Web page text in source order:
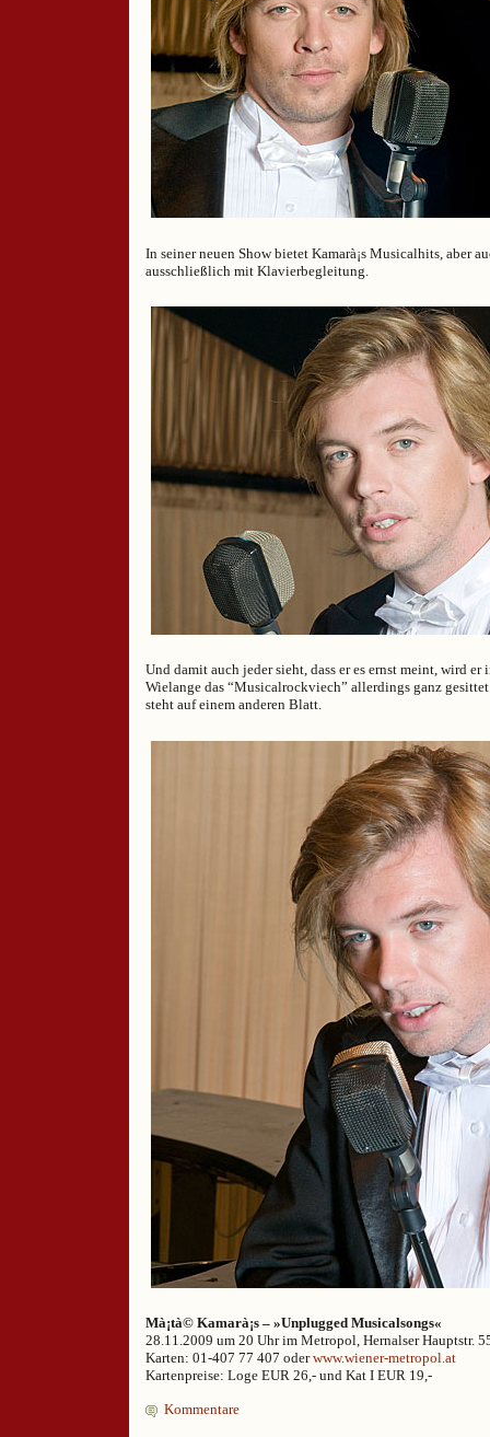
In seiner neuen Show bietet Kamarà¡s Musicalhits, aber
ausschließlich mit Klavierbegleitung.
Und damit auch jeder sieht, dass er es ernst meint, wird er
Wielange das “Musicalrockviech” allerdings ganz
steht auf einem anderen Blatt.
Mà¡tà© Kamarà¡s – »Unplugged Musicalsongs«
28.11.2009 um 20 Uhr im Metropol, Hernalser Hauptstr.
Karten: 01-407 77 407 oderwww.wiener-metropol.at
Kartenpreise: Loge EUR 26,- und Kat I EUR 19,-
Kommentare